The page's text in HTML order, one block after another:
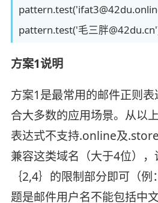
pattern.test('毛三胖
方案1说明
方案1是最常用的邮件正则
合大多数的应用场景。从以
表达式不支持.online及
兼容这类域名（大于4位）
｛2,4｝的限制部分即可（
题是邮件用户名不能包括中文